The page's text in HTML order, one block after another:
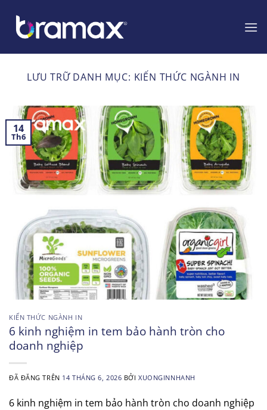
dung
LƯU TRỮ DANH MỤC: KIẾN THỨC NGÀNH IN
14
Th6
KIẾN THỨC NGÀNH IN
6 kinh nghiệm in tem bảo hành tròn cho
doanh nghiệp
ĐÃ ĐĂNG TRÊN 14 THÁNG 6, 2026 BỞIXUONGINNHANH
6 kinh nghiệm in tem bảo hành tròn cho doanh nghiệp